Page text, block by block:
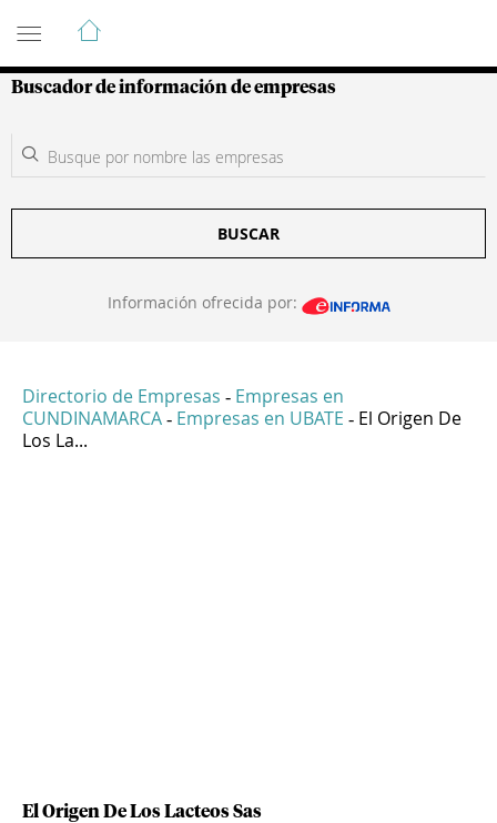
Guía de Empresas Colombianas
Buscador de información de empresas
BUSCAR
Información ofrecida por:
Directorio de Empresas - Empresas en
CUNDINAMARCA - Empresas en UBATE - El Origen De
Los La...
El Origen De Los Lacteos Sas